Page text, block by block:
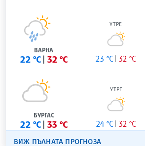
ВАРНА
22 °C 32 °C
УТРЕ
23 °C 32 °C
БУРГАС
22 °C 33 °C
УТРЕ
24 °C 32 °C
ВИЖ ПЪЛНАТА ПРОГНОЗА